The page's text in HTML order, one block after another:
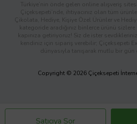
Satıcıya Sor
Türkiye’nin önde gelen online alışveriş
Çiçeksepeti’nde, ihtiyacınız olan tüm
Çikolata, Hediye, Kişiye Özel Ürünler ve
kategoride aradığınız binlerce ürünü
kapınıza getiriyoruz! Siz de ister
kendiniz için sipariş verebilir; Çiçeksepeti
dünyasıyla tanışarak mutlu bir gün
Copyright © 2026 Çiçeksepeti